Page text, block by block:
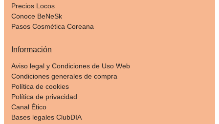
Precios Locos
Conoce BeNeSk
Pasos Cosmética Coreana
Información
Aviso legal y Condiciones de Uso Web
Condiciones generales de compra
Política de cookies
Política de privacidad
Canal Ético
Bases legales ClubDIA